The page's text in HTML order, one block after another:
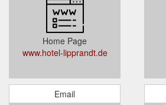
Home Page
www.hotel-lipprandt.de
Email